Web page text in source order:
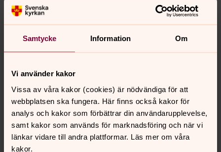
Samtycke Information Om
Vi använder kakor
Vissa av våra kakor (cookies) är nödvändiga för att
webbplatsen ska fungera. Här finns också kakor för
analys och kakor som förbättrar din användarupplevelse,
samt kakor som används för marknadsföring och när vi
länkar vidare till andra plattformar. Läs mer om våra
kakor.
Nej, låt dig ej förhårdna
i denna hårda tid.
Dom alltför hårda brister,
Nej, låt dig ej förbittras
i denna bittra tid,
för grämelsen den bygger
ett galler runt omkring dig,
och makten klarar sig.
Nej, låt dig ej förskräckas